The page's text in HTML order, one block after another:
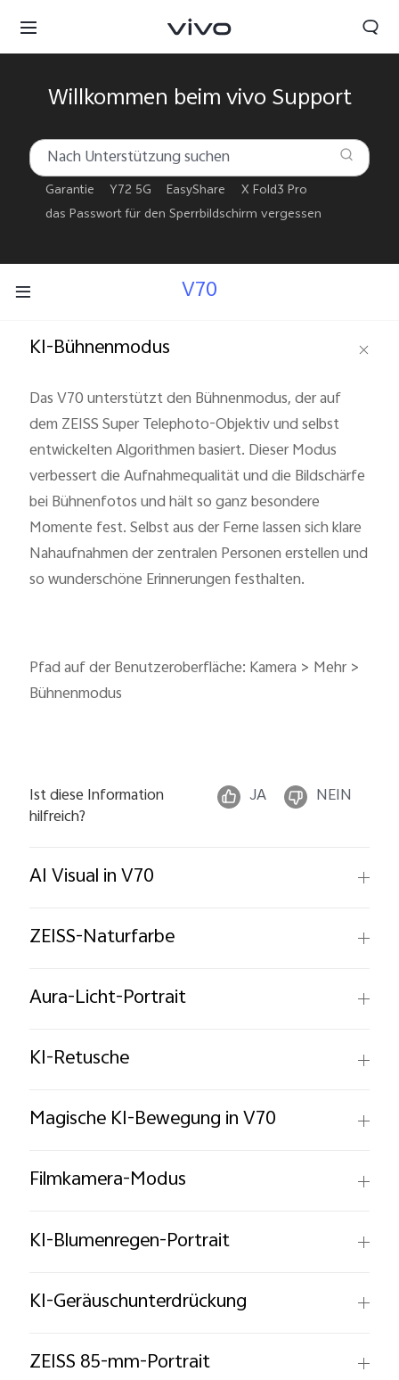
Österreich | Land/Region auswählen
Willkommen beim vivo Support
Garantie Y72 5G EasyShare
X Fold3 Pro
das Passwort für den Sperrbildschirm vergessen
V70
KI-Bühnenmodus
Das V70 unterstützt den Bühnenmodus, der auf
dem ZEISS Super Telephoto-Objektiv und selbst
entwickelten Algorithmen basiert. Dieser Modus
verbessert die Aufnahmequalität und die Bildschärfe
bei Bühnenfotos und hält so ganz besondere
Momente fest. Selbst aus der Ferne lassen sich klare
Nahaufnahmen der zentralen Personen erstellen und
so wunderschöne Erinnerungen festhalten.
Pfad auf der Benutzeroberfläche: Kamera > Mehr >
Bühnenmodus
Ist diese Information
hilfreich?
JA NEIN
AI Visual in V70
ZEISS-Naturfarbe
Aura-Licht-Portrait
KI-Retusche
Magische KI-Bewegung in V70
Filmkamera-Modus
KI-Blumenregen-Portrait
KI-Geräuschunterdrückung
ZEISS 85-mm-Portrait